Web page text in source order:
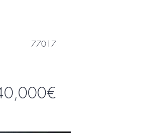
77017